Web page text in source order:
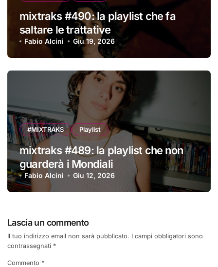
mixtraks #490: la playlist che fa
saltare le trattative
Fabio Alcini Giu 19, 2026
#MIXTRAKS Playlist
mixtraks #489: la playlist che non
guarderà i Mondiali
Fabio Alcini Giu 12, 2026
Lascia un commento
Il tuo indirizzo email non sarà pubblicato. I campi obbligatori sono
contrassegnati *
Commento *